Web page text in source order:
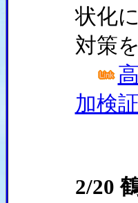
状化
対策
加検
2/20